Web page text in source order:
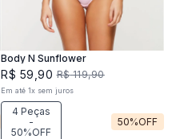
Body N Sunflower
R$ 59 ,90 R$ 119,90
Em até 1x sem juros
4 Peças
-
50%OFF
50%OFF